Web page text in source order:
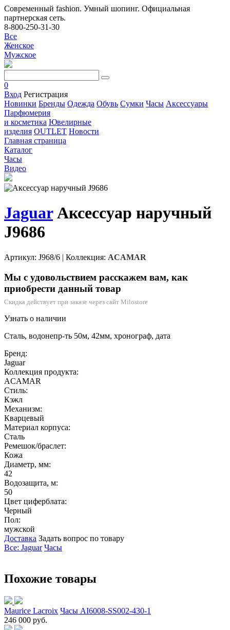
Современный fashion. Умный шопинг. Официальная
партнерская сеть.
8-800-250-31-30
Все
Женское
Мужское
0
Вход Регистрация
Новинки Бренды Одежда Обувь Сумки Часы Аксессуары
Парфюмерия
и косметика Ювелирные
изделия OUTLET Новости
Главная страница
Каталог
Часы
Видео
JaguarАксессуар наручный
J9686
Артикул: J968/6 | Коллекция: ACAMAR
Мы с удовольствием расскажем вам, как
приобрести данный товар
Скидка действует при заказе через сайт Milostore
Узнать о наличии
Сталь, водонепр-ть 50м, 42мм, хронограф, дата
Бренд:
Jaguar
Коллекция продукта:
ACAMAR
Стиль:
Кэжл
Механизм:
Кварцевый
Материал корпуса:
Сталь
Ремешок/браслет:
Кожа
Диаметр, мм:
42
Водозащита, м:
50
Цвет циферблата:
Черный
Пол:
мужской
Доставка Задать вопрос по товару
Все: Jaguar Часы
Похожие товары
Maurice Lacroix Часы AI6008-SS002-430-1
246 000 руб.